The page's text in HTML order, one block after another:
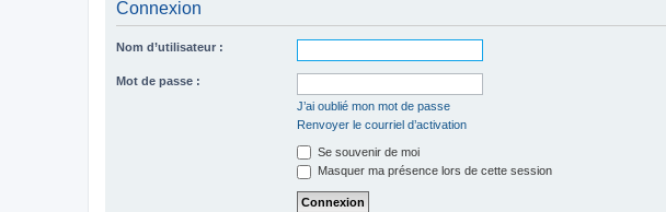
Connexion
Nom d’utilisateur :
Mot de passe :
J’ai oublié mon mot de passe
Renvoyer le courriel d’activation
Se souvenir de moi
Masquer ma présence lors de cette session